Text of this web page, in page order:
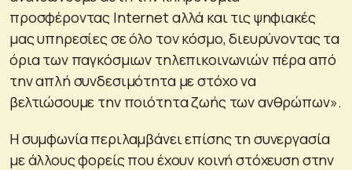
προσφέροντας Internet αλλά και τις ψηφιακές
μας υπηρεσίες σε όλο τον κόσμο, διευρύνοντας τα
όρια των παγκόσμιων τηλεπικοινωνιών πέρα από
την απλή συνδεσιμότητα με στόχο να
βελτιώσουμε την ποιότητα ζωής των ανθρώπων».
Η συμφωνία περιλαμβάνει επίσης τη συνεργασία
με άλλους φορείς που έχουν κοινή στόχευση στην